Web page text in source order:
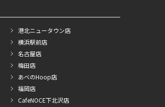
港北ニュータウン店
横浜駅前店
名古屋店
梅田店
あべのHoop店
福岡店
CafeNOCE下北沢店